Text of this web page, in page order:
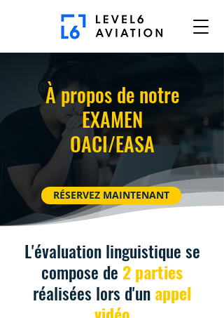
À propos de notre
EXAMEN
OACI/EASA
RÉSERVEZ MAINTENANT
L'évaluation linguistique se
compose de 2 parties
réalisées lors d'unappel